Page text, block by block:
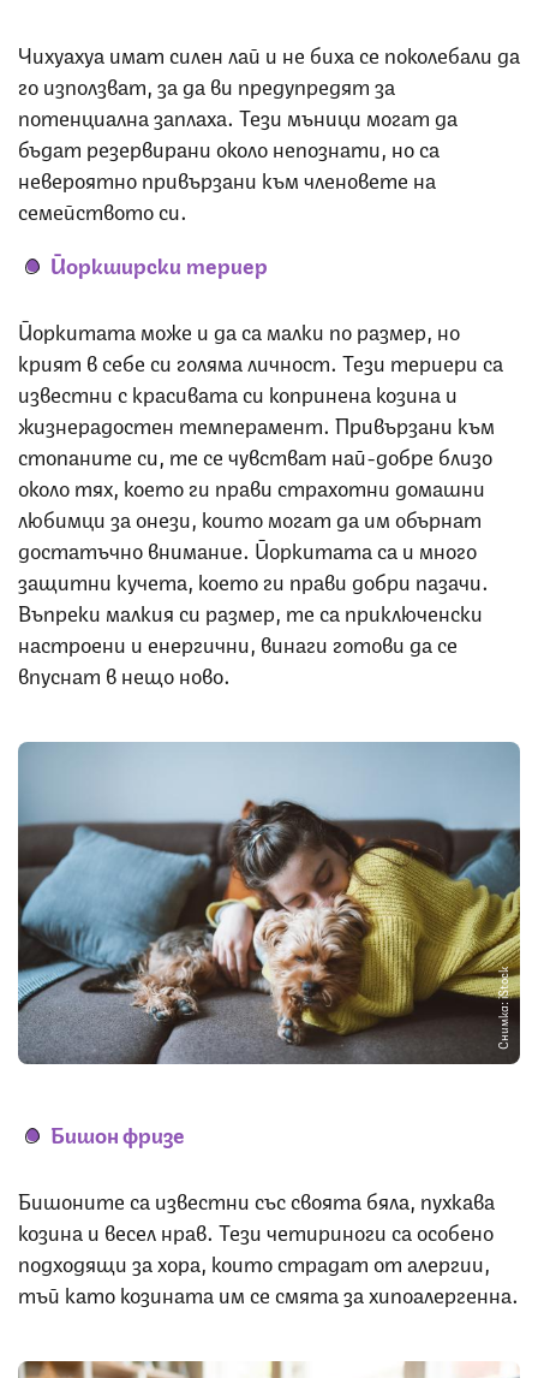
Чихуахуа имат силен лай и не биха се поколебали да
го използват, за да ви предупредят за
потенциална заплаха. Тези мъници могат да
бъдат резервирани около непознати, но са
невероятно привързани към членовете на
семейството си.
Йоркширски териер
Йоркитата може и да са малки по размер, но
крият в себе си голяма личност. Тези териери са
известни с красивата си копринена козина и
жизнерадостен темперамент. Привързани към
стопаните си, те се чувстват най-добре близо
около тях, което ги прави страхотни домашни
любимци за онези, които могат да им обърнат
достатъчно внимание. Йоркитата са и много
защитни кучета, което ги прави добри пазачи.
Въпреки малкия си размер, те са приключенски
настроени и енергични, винаги готови да се
впуснат в нещо ново.
Снимка: iStock
Бишон фризе
Бишоните са известни със своята бяла, пухкава
козина и весел нрав. Тези четириноги са особено
подходящи за хора, които страдат от алергии,
тъй като козината им се смята за хипоалергенна.